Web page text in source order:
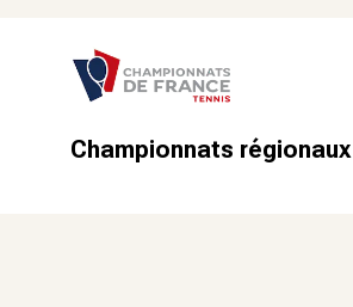
Championnats régionaux